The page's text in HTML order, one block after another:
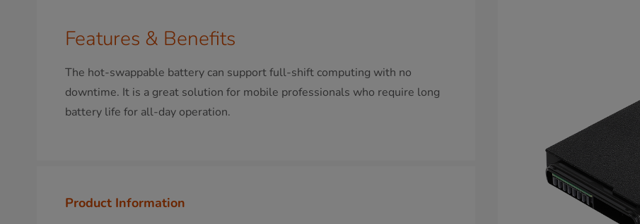
Features & Benefits
The hot-swappable battery can support full-shift computing with no
downtime. It is a great solution for mobile professionals who require long
battery life for all-day operation.
Product Information